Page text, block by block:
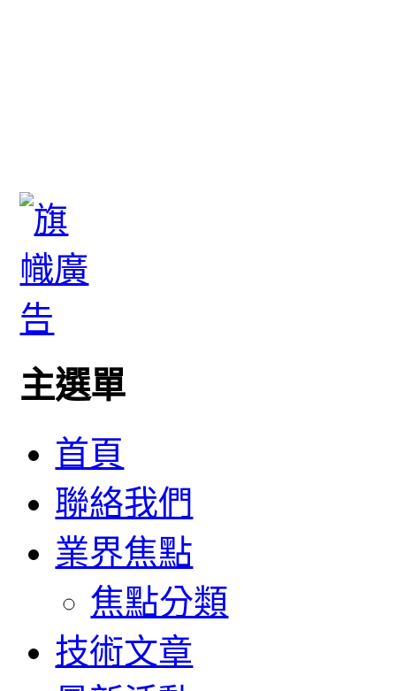
主選單
首頁
聯絡我們
業界焦點
焦點分類
技術文章